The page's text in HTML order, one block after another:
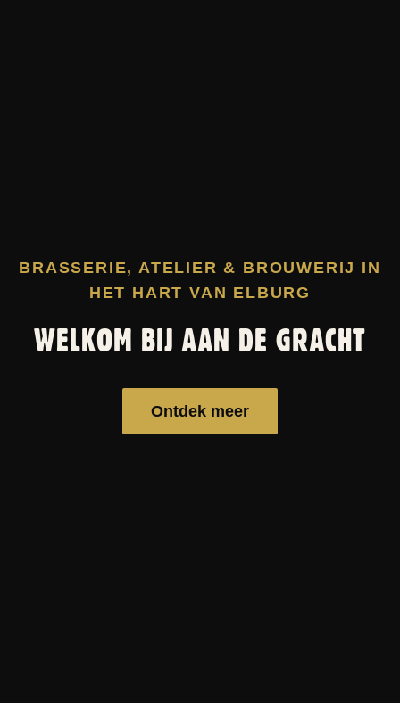
BRASSERIE, ATELIER & BROUWERIJ IN
HET HART VAN ELBURG
WELKOM BIJ AAN DE GRACHT
Ontdek meer